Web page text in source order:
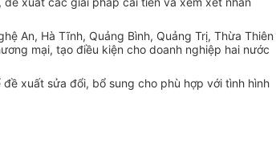
An, Hà Tĩnh, Quảng Bình, Quảng Trị, Thừa Thiên
mại, tạo điều kiện cho doanh nghiệp hai nước
xuất sửa đổi, bổ sung cho phù hợp với tình hình